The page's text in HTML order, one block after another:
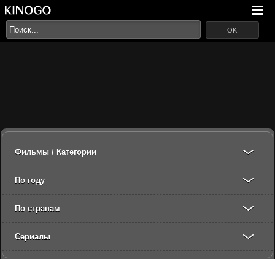
Фильмы / Категории
По году
По странам
Сериалы
OK